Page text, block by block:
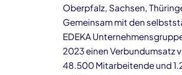
Oberpfalz, Sachsen,
Gemeinsam mit den
EDEKA
2023 einen Verbundumsatz
48.500 Mitarbeitende und